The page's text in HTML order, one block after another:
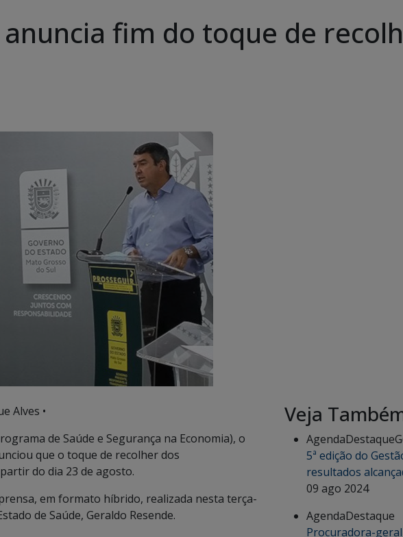
fim do toque de
Alves •
de Saúde e Segurança na Economia), o
que o toque de recolher dos
do dia 23 de agosto.
em formato híbrido, realizada nesta terça-
de Saúde, Geraldo Resende.
Veja
AgendaDestaque
5ª edição do
resultados
09 ago 2024
AgendaDestaque
Procuradora-